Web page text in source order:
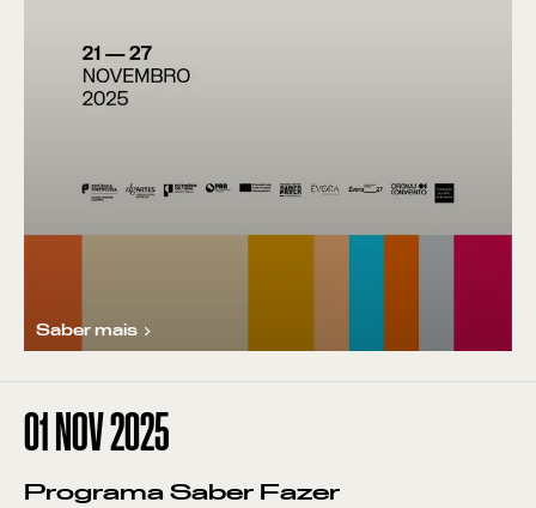
Saber mais
01 NOV 2025
Programa Saber Fazer